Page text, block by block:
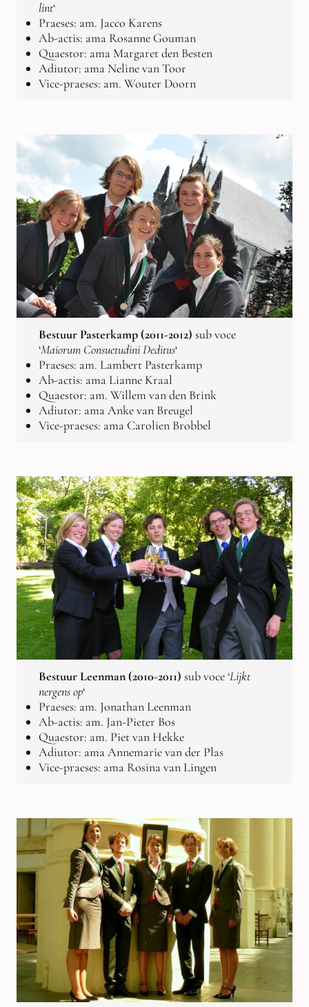
lint‘
Praeses: am. Jacco Karens
Ab-actis: ama Rosanne Gouman
Quaestor: ama Margaret den Besten
Adiutor: ama Neline van Toor
Vice-praeses: am. Wouter Doorn
Bestuur Pasterkamp (2011-2012) sub voce
‘Maiorum Consuetudini Deditus‘
Praeses: am. Lambert Pasterkamp
Ab-actis: ama Lianne Kraal
Quaestor: am. Willem van den Brink
Adiutor: ama Anke van Breugel
Vice-praeses: ama Carolien Brobbel
Bestuur Leenman (2010-2011) sub voce ‘Lijkt
nergens op‘
Praeses: am. Jonathan Leenman
Ab-actis: am. Jan-Pieter Bos
Quaestor: am. Piet van Hekke
Adiutor: ama Annemarie van der Plas
Vice-praeses: ama Rosina van Lingen